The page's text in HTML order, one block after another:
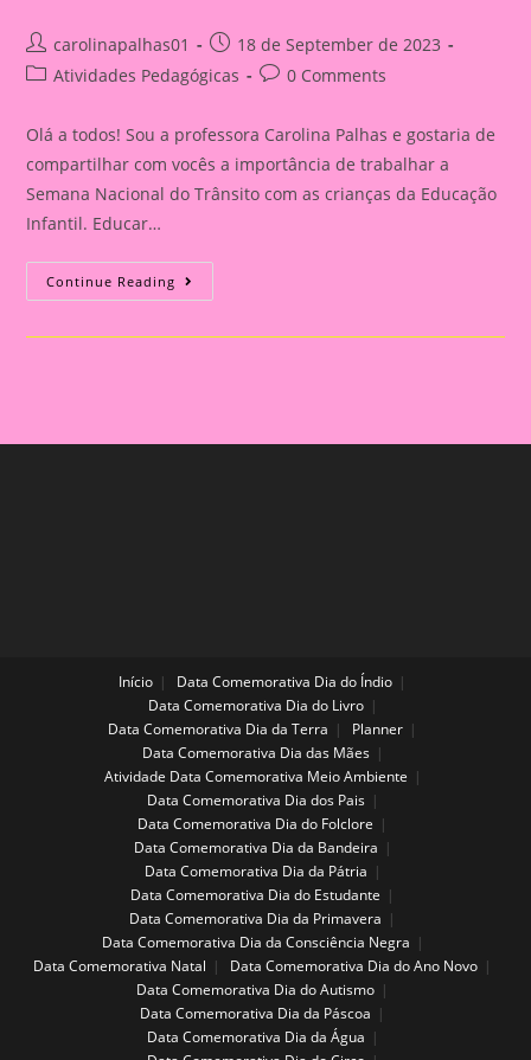
Post
author:
carolinapalhas01
Post
published:
18 de September de 2023
PostAtividades Pedagógicas
Post0 Comments
Olá a todos! Sou a professora Carolina Palhas e gostaria de
compartilhar com vocês a importância de trabalhar a
Semana Nacional do Trânsito com as crianças da Educação
Infantil. Educar…
Continue Reading Atividade
Com
Tema
No
Início
Data Comemorativa Dia do Índio
Data Comemorativa Dia do Livro
Data Comemorativa Dia da Terra
Planner
Data Comemorativa Dia das Mães
Atividade Data Comemorativa Meio Ambiente
Data Comemorativa Dia dos Pais
Data Comemorativa Dia do Folclore
Data Comemorativa Dia da Bandeira
Data Comemorativa Dia da Pátria
Data Comemorativa Dia do Estudante
Data Comemorativa Dia da Primavera
Data Comemorativa Dia da Consciência Negra
Data Comemorativa Natal
Data Comemorativa Dia do Ano Novo
Data Comemorativa Dia do Autismo
Data Comemorativa Dia da Páscoa
Data Comemorativa Dia da Água